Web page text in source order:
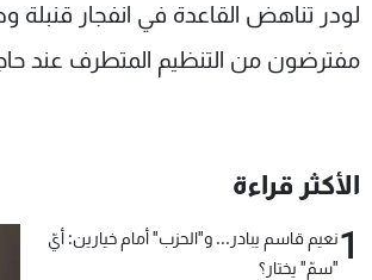
لودر تناهض القاعدة في انفجار قنبلة
مفترضون من التنظيم المتطرف عند
الأكثر قراءة
1نعيم قاسم يبادر... و"الحزب" أمام خيارين: أيّ
"سمّ" يختار؟